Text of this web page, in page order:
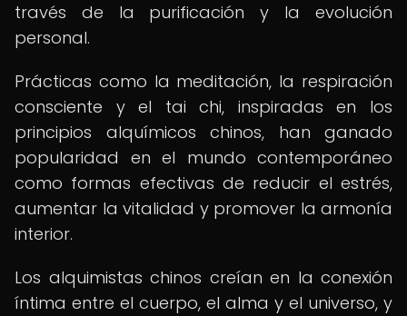
través de la purificación y la evolución
personal.
Prácticas como la meditación, la respiración
consciente y el tai chi, inspiradas en los
principios alquímicos chinos, han ganado
popularidad en el mundo contemporáneo
como formas efectivas de reducir el estrés,
aumentar la vitalidad y promover la armonía
interior.
Los alquimistas chinos creían en la conexión
íntima entre el cuerpo, el alma y el universo, y